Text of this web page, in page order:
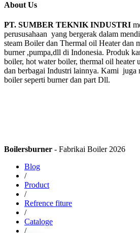
About Us
PT. SUMBER TEKNIK INDUSTRI
perususahaan yang bergerak dalam
steam Boiler dan Thermal oil Heater dan
burner ,pumpa,dll di Indonesia. Produk
boiler, hot water boiler, thermal oil heater
dan berbagai Industri lainnya. Kami juga
boiler seperti burner dan part Dll.
Boilersburner - Fabrikai Boiler 2026
Blog
/
Product
/
Refrence fiture
/
Cataloge
/